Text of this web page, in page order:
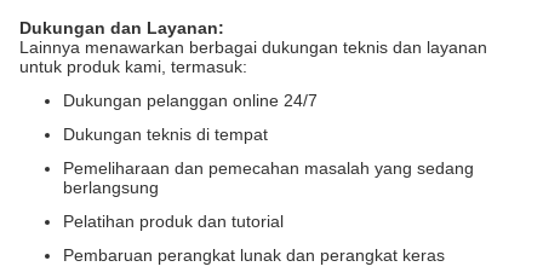
Dukungan dan Layanan:
Lainnya menawarkan berbagai dukungan teknis dan layanan
untuk produk kami, termasuk:
Dukungan pelanggan online 24/7
Dukungan teknis di tempat
Pemeliharaan dan pemecahan masalah yang sedang
berlangsung
Pelatihan produk dan tutorial
Pembaruan perangkat lunak dan perangkat keras